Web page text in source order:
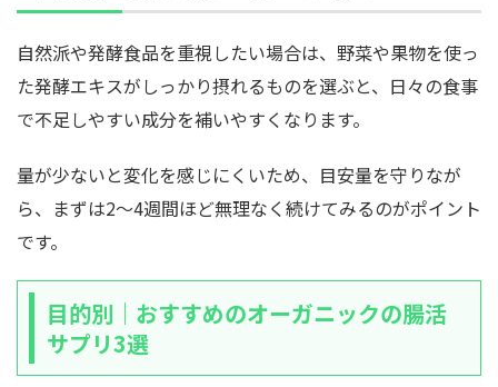
自然派や発酵食品を重視したい場合は、野菜や果物を使っ
た発酵エキスがしっかり摂れるものを選ぶと、日々の食事
で不足しやすい成分を補いやすくなります。
量が少ないと変化を感じにくいため、目安量を守りなが
ら、まずは2〜4週間ほど無理なく続けてみるのがポイント
です。
目的別｜おすすめのオーガニックの腸活
サプリ3選